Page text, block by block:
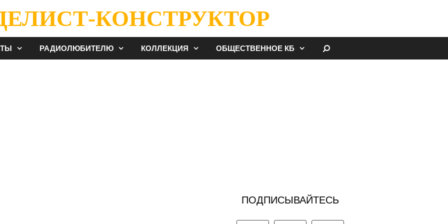
КОНСТРУКТОР
РАДИОЛЮБИТЕЛЮ КОЛЛЕКЦИЯ ОБЩЕСТВЕННОЕ КБ
ПОДПИСЫВАЙТЕСЬ